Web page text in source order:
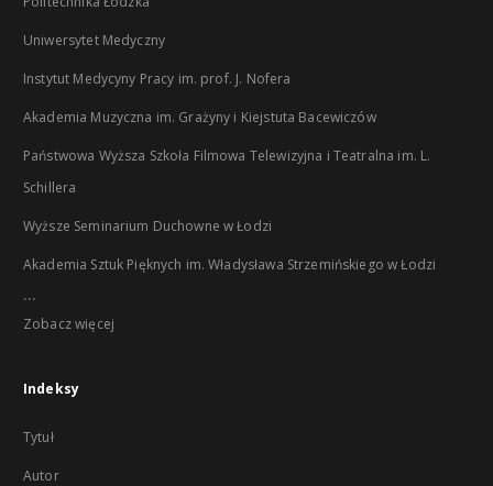
Uniwersytet Medyczny
Instytut Medycyny Pracy im. prof. J. Nofera
Akademia Muzyczna im. Grażyny i Kiejstuta Bacewiczów
Państwowa Wyższa Szkoła Filmowa Telewizyjna i Teatralna im. L.
Schillera
Wyższe Seminarium Duchowne w Łodzi
Akademia Sztuk Pięknych im. Władysława Strzemińskiego w Łodzi
...
Zobacz więcej
Indeksy
Tytuł
Autor